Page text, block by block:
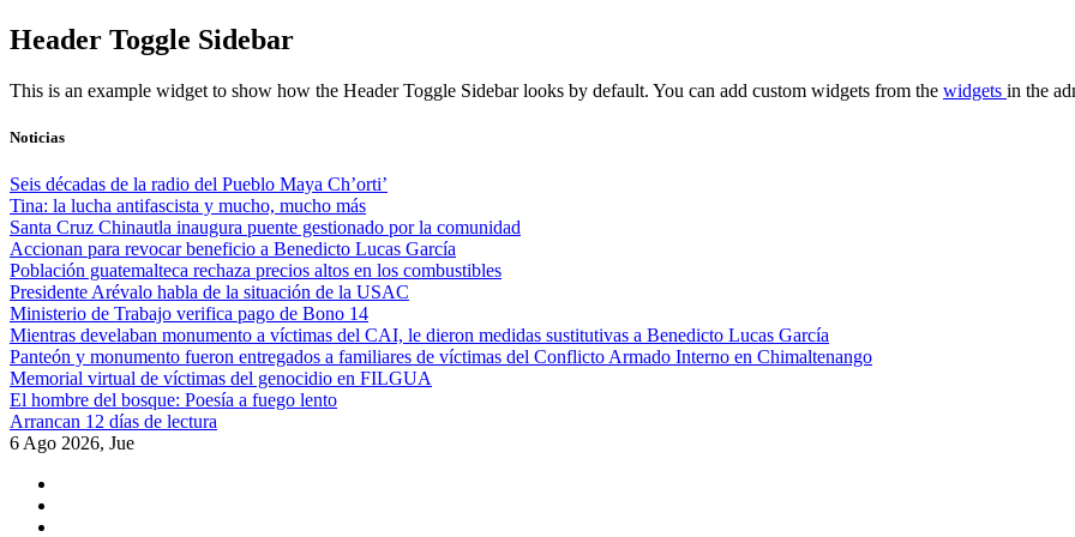
Skip
to
Header Toggle Sidebar
This is an example widget to show how the Header Toggle Sidebar looks by default. You can add custom widgets from the widgets in the
Noticias
Seis décadas de la radio del Pueblo Maya Ch’orti’
Tina: la lucha antifascista y mucho, mucho más
Santa Cruz Chinautla inaugura puente gestionado por la comunidad
Accionan para revocar beneficio a Benedicto Lucas García
Población guatemalteca rechaza precios altos en los combustibles
Presidente Arévalo habla de la situación de la USAC
Ministerio de Trabajo verifica pago de Bono 14
Mientras develaban monumento a víctimas del CAI, le dieron medidas sustitutivas a Benedicto Lucas García
Panteón y monumento fueron entregados a familiares de víctimas del Conflicto Armado Interno en Chimaltenango
Memorial virtual de víctimas del genocidio en FILGUA
El hombre del bosque: Poesía a fuego lento
Arrancan 12 días de lectura
6 Ago 2026, Jue